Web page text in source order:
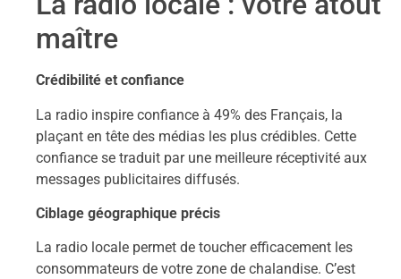
maître
Crédibilité et confiance
La radio inspire confiance à 49% des Français, la
plaçant en tête des médias les plus crédibles. Cette
confiance se traduit par une meilleure réceptivité aux
messages publicitaires diffusés.
Ciblage géographique précis
La radio locale permet de toucher efficacement les
consommateurs de votre zone de chalandise. C’est